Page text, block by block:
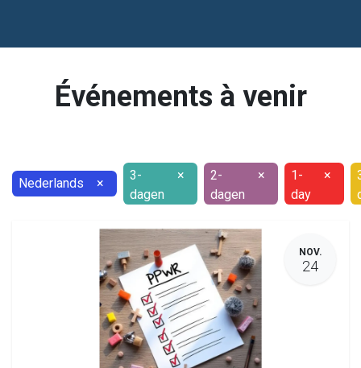
Événements à venir
Nederlands ×
3-
dagen
×
2-
dagen
×
1-
day
×
NOV.
24